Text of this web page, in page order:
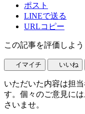
ポスト
LINEで送る
URLコピー
この記事を評価しよう
イマイチ いいね
いただいた内容は担
す。個々のご意見に
さいませ。